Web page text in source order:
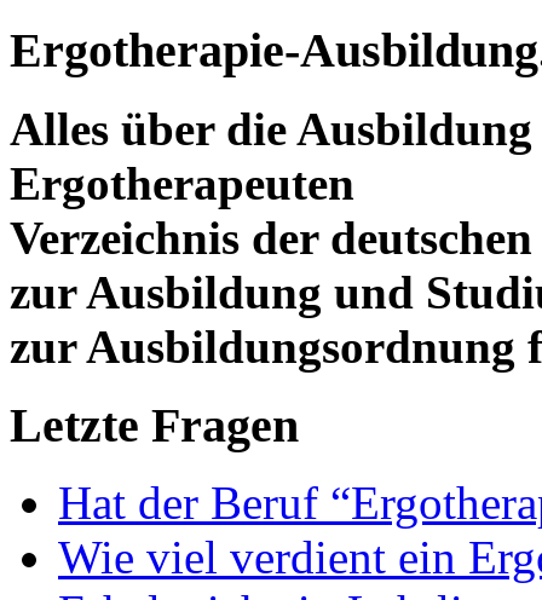
Ergotherapie-
Alles über die
Ergotherapeuten
Verzeichnis der
zur Ausbildung und
zur Ausbildungsordnung
Letzte Fragen
Hat der Beruf
Wie viel verdient ein